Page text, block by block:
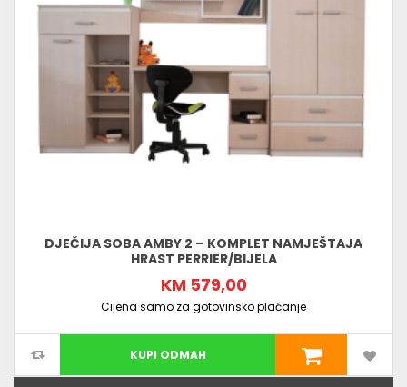
DJEČIJA SOBA AMBY 2 – KOMPLET NAMJEŠTAJA
HRAST PERRIER/BIJELA
KM 579,00
Cijena samo za gotovinsko plaćanje
KUPI ODMAH